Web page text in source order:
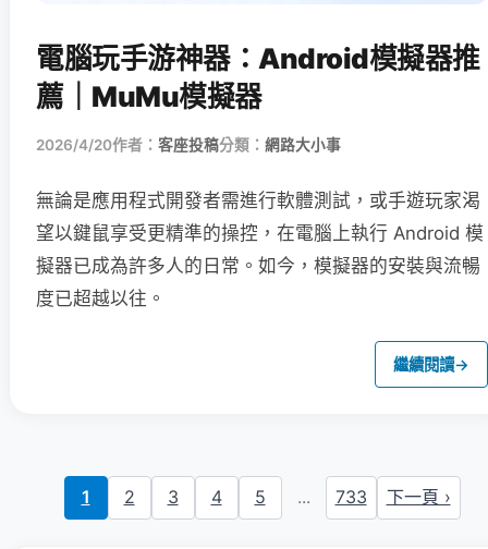
電腦玩手游神器：Android模擬器推
薦｜MuMu模擬器
2026/4/20作者： 客座投稿分類： 網路大小事
無論是應用程式開發者需進行軟體測試，或手遊玩家渴
望以鍵鼠享受更精準的操控，在電腦上執行 Android 模
擬器已成為許多人的日常。如今，模擬器的安裝與流暢
度已超越以往。
繼續閱讀→
1 2 3 4 5 ... 733 下一頁 ›